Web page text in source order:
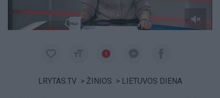
LRYTAS.TV > ŽINIOS > LIETUVOS DIENA